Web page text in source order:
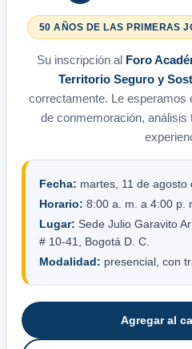
50 AÑOS DE LAS PRIMERAS
Su inscripción al Foro
Territorio Seguro y
correctamente. Le esperamos
de conmemoración, análisis
Fecha: martes, 11 de agosto
Horario: 8:00 a. m. a 4:00 p.
Lugar: Sede Julio Garavito
# 10-41, Bogotá D. C.
Modalidad: presencial, con
Agregar al